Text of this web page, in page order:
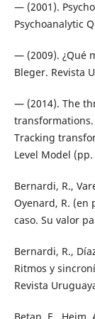
— (2001).
Psychoanalytic
— (2009). ¿Qué
Bleger. Revista
— (2014). The
Tracking
Level Model
Bernardi, R.,
Oyenard, R. (en
caso. Su valor
Bernardi, R.,
Ritmos y
Revista